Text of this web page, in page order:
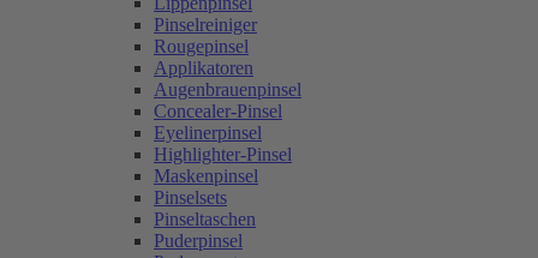
Pinselreiniger
Rougepinsel
Applikatoren
Augenbrauenpinsel
Concealer-Pinsel
Eyelinerpinsel
Highlighter-Pinsel
Maskenpinsel
Pinselsets
Pinseltaschen
Puderpinsel